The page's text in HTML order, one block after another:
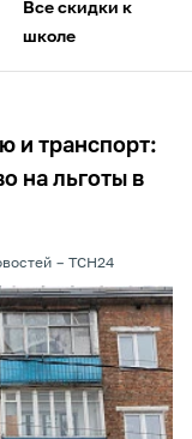
Все скидки к
школе
и транспорт:
на льготы в
ТСН24